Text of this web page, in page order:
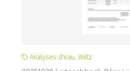
Analyses d'eau, Wiltz